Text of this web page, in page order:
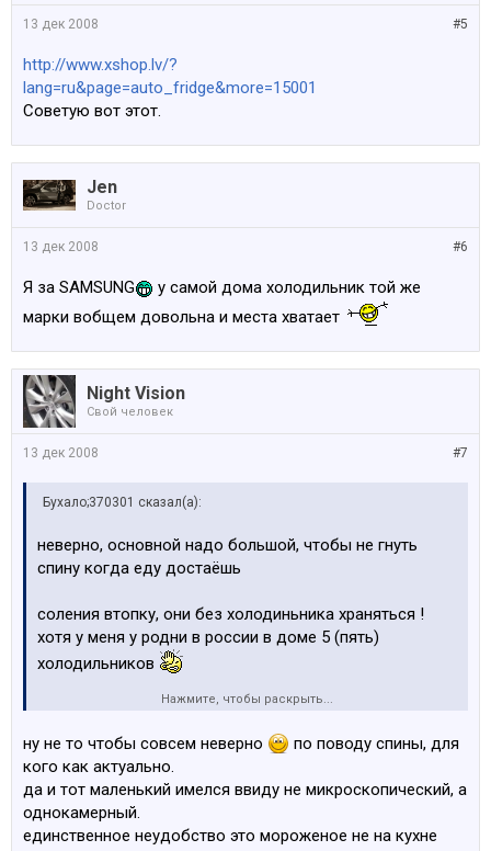
#5
13 дек 2008
http://www.xshop.lv/?
lang=ru&page=auto_fridge&more=15001
Советую вот этот.
Jen
Doctor
#6
13 дек 2008
Я за SAMSUNG
у самой дома холодильник той же
марки вобщем довольна и места хватает
Night Vision
Свой человек
#7
13 дек 2008
Бухало;370301 сказал(а):
неверно, основной надо большой, чтобы не гнуть
спину когда еду достаёшь
соления втопку, они без холодиньника храняться !
хотя у меня у родни в россии в доме 5 (пять)
холодильников
второй холодильник можно в комнате иметь, мини
вариант для напитков типа пива 8)
Нажмите, чтобы раскрыть...
ну не то чтобы совсем неверно
по поводу спины, для
кого как актуально.
да и тот маленький имелся ввиду не микроскопический, а
однокамерный.
единственное неудобство это мороженое не на кухне